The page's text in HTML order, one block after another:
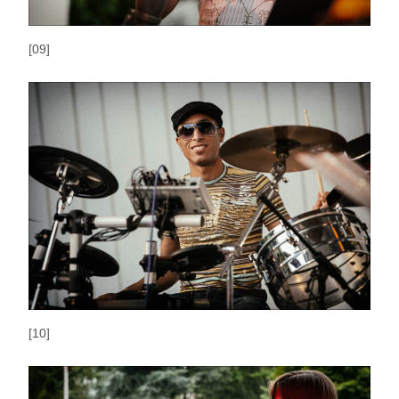
[09]
[10]